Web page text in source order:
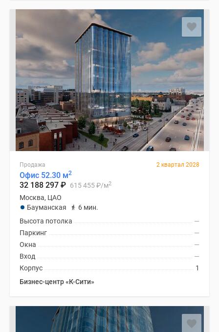
Продажа 2 квартал 2028
Офис 52.30 м2
32 188 297 ₽ 615 455₽/м2
Москва, ЦАО
Бауманская
6 мин.
—
Высота потолка
—
Паркинг
—
Окна
—
Вход
1
Корпус
Бизнес-центр «К-Сити»